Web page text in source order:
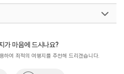
가 마음에 드시나요?
하여 최적의 여행지를 추천해 드리겠습니다.